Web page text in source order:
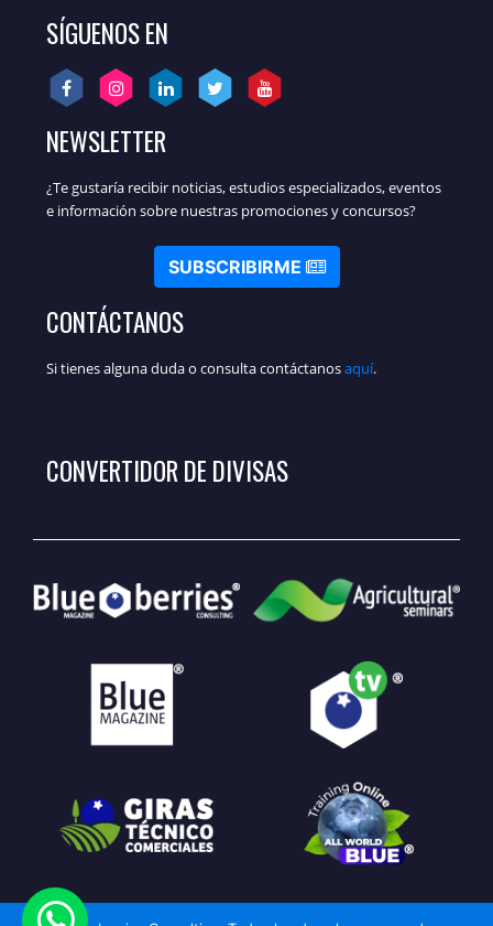
SÍGUENOS EN
NEWSLETTER
¿Te gustaría recibir noticias, estudios especializados, eventos
e información sobre nuestras promociones y concursos?
SUBSCRIBIRME
CONTÁCTANOS
Si tienes alguna duda o consulta contáctanosaquí.
CONVERTIDOR DE DIVISAS